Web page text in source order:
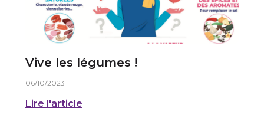
Vive les légumes !
06/10/2023
Lire l'article